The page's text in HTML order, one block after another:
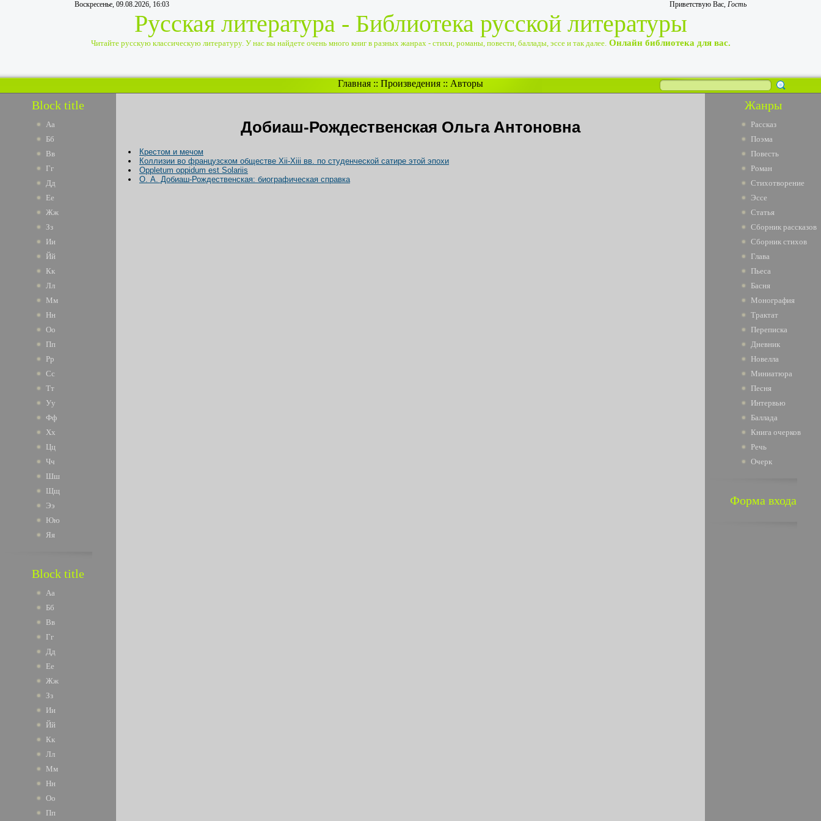
Воскресенье, 09.08.2026, 16:03 Приветствую Вас, Гость
Русская литература - Библиотека русской литературы
Читайте русскую классическую литературу. У нас вы найдете очень много книг в разных жанрах - стихи, романы, повести, баллады, эссе и так далее. Онлайн библиотека для вас.
Главная :: Произведения :: Авторы
Block title
Аа
Бб
Вв
Гг
Дд
Ее
Жж
Зз
Ии
Йй
Кк
Лл
Мм
Нн
Оо
Пп
Рр
Сс
Тт
Уу
Фф
Хх
Цц
Чч
Шш
Щщ
Ээ
Юю
Яя
Block title
Аа
Бб
Вв
Гг
Дд
Ее
Жж
Зз
Ии
Йй
Кк
Лл
Мм
Нн
Оо
Пп
Добиаш-Рождественская Ольга Антоновна
Крестом и мечом
Коллизии во французском обществе Xii-Xiii вв. по студенческой сатире этой эпохи
Oppletum oppidum est Solariis
О. А. Добиаш-Рождественская: биографическая справка
Жанры
Рассказ
Поэма
Повесть
Роман
Стихотворение
Эссе
Статья
Сборник рассказов
Сборник стихов
Глава
Пьеса
Басня
Монография
Трактат
Переписка
Дневник
Новелла
Миниатюра
Песня
Интервью
Баллада
Книга очерков
Речь
Очерк
Форма входа